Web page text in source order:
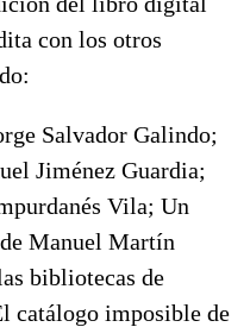
con los otros
Salvador Galindo;
Jiménez Guardia;
Vila; Un
Manuel Martín
bibliotecas de
catálogo imposible de